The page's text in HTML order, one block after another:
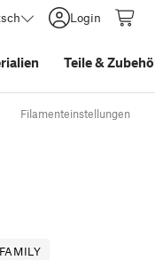
Login
Teile&
Filamenteinstellungen